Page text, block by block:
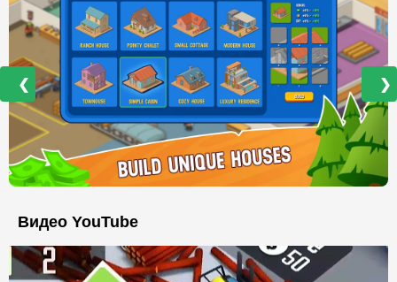
❮ ❯
Видео YouTube